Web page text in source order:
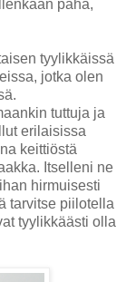
paha,
tyylikkäissä
jotka olen
tuttuja ja
erilaisissa
keittiöstä
Itselleni ne
hirmuisesti
tarvitse piilotella
tyylikkäästi olla